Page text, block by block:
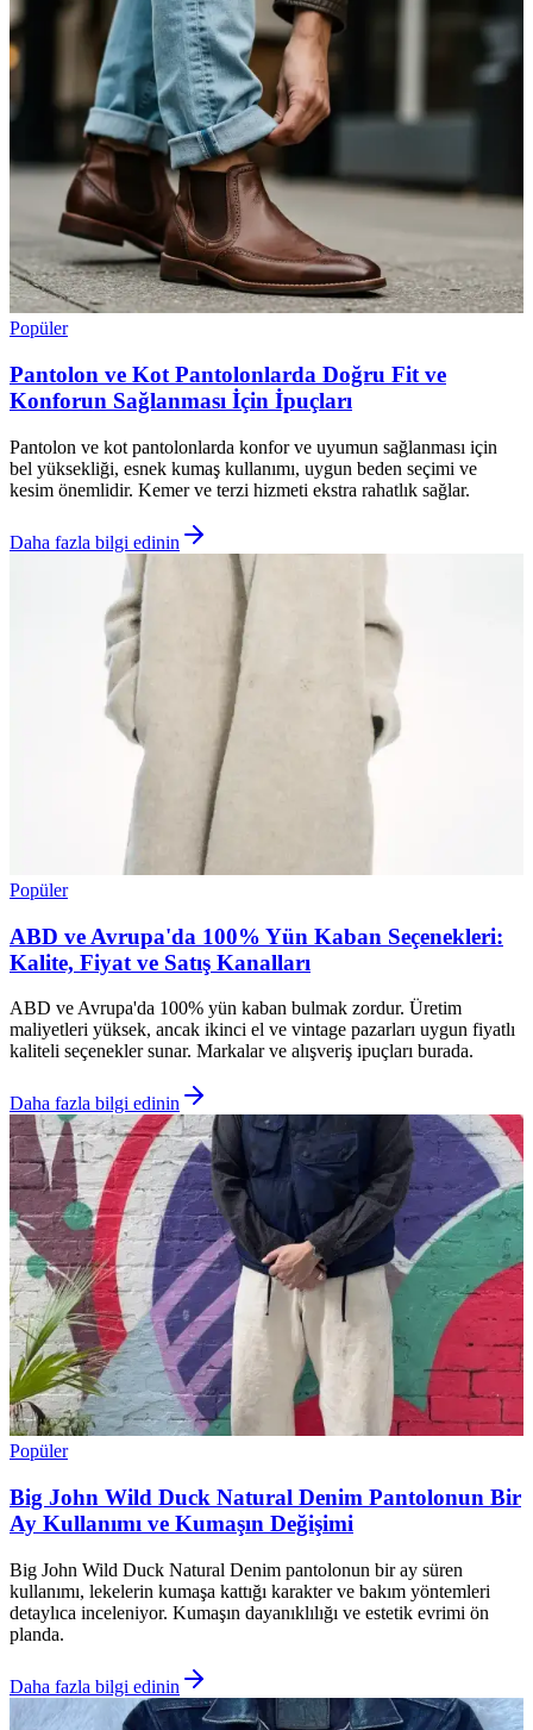
Popüler
Pantolon ve Kot Pantolonlarda Doğru Fit ve
Konforun Sağlanması İçin İpuçları
Pantolon ve kot pantolonlarda konfor ve uyumun sağlanması için
bel yüksekliği, esnek kumaş kullanımı, uygun beden seçimi ve
kesim önemlidir. Kemer ve terzi hizmeti ekstra rahatlık sağlar.
Daha fazla bilgi edinin
Popüler
ABD ve Avrupa'da 100% Yün Kaban Seçenekleri:
Kalite, Fiyat ve Satış Kanalları
ABD ve Avrupa'da 100% yün kaban bulmak zordur. Üretim
maliyetleri yüksek, ancak ikinci el ve vintage pazarları uygun fiyatlı
kaliteli seçenekler sunar. Markalar ve alışveriş ipuçları burada.
Daha fazla bilgi edinin
Popüler
Big John Wild Duck Natural Denim Pantolonun Bir
Ay Kullanımı ve Kumaşın Değişimi
Big John Wild Duck Natural Denim pantolonun bir ay süren
kullanımı, lekelerin kumaşa kattığı karakter ve bakım yöntemleri
detaylıca inceleniyor. Kumaşın dayanıklılığı ve estetik evrimi ön
planda.
Daha fazla bilgi edinin